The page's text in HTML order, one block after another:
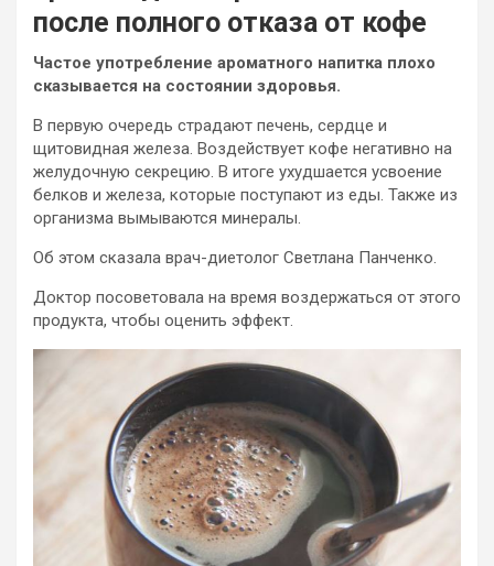
после полного отказа от кофе
Частое употребление ароматного напитка плохо
сказывается на состоянии здоровья.
В первую очередь страдают печень, сердце и
щитовидная железа. Воздействует кофе негативно на
желудочную секрецию. В итоге ухудшается усвоение
белков и железа, которые поступают из еды. Также из
организма вымываются минералы.
Об этом сказала врач-диетолог Светлана Панченко.
Доктор посоветовала на время воздержаться от этого
продукта, чтобы оценить эффект.